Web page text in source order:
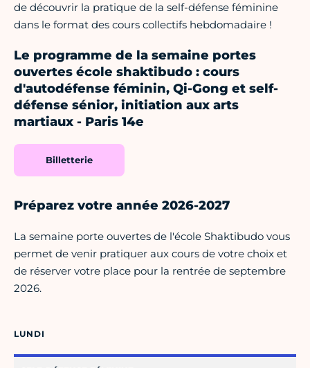
de découvrir la pratique de la self-défense féminine
dans le format des cours collectifs hebdomadaire !
Le programme de la semaine portes
ouvertes école shaktibudo : cours
d'autodéfense féminin, Qi-Gong et self-
défense sénior, initiation aux arts
martiaux - Paris 14e
Billetterie
Préparez votre année 2026-2027
La semaine porte ouvertes de l'école Shaktibudo vous
permet de venir pratiquer aux cours de votre choix et
de réserver votre place pour la rentrée de septembre
2026.
LUNDI